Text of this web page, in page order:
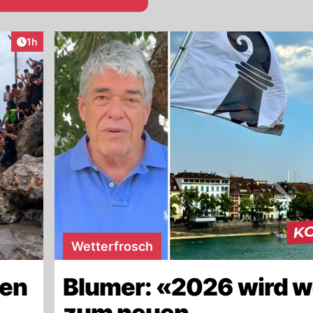
Artikel veröffentlicht:
1h
Wetterfrosch
Blumer: «2026 wird